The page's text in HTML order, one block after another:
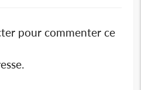
pour commenter ce